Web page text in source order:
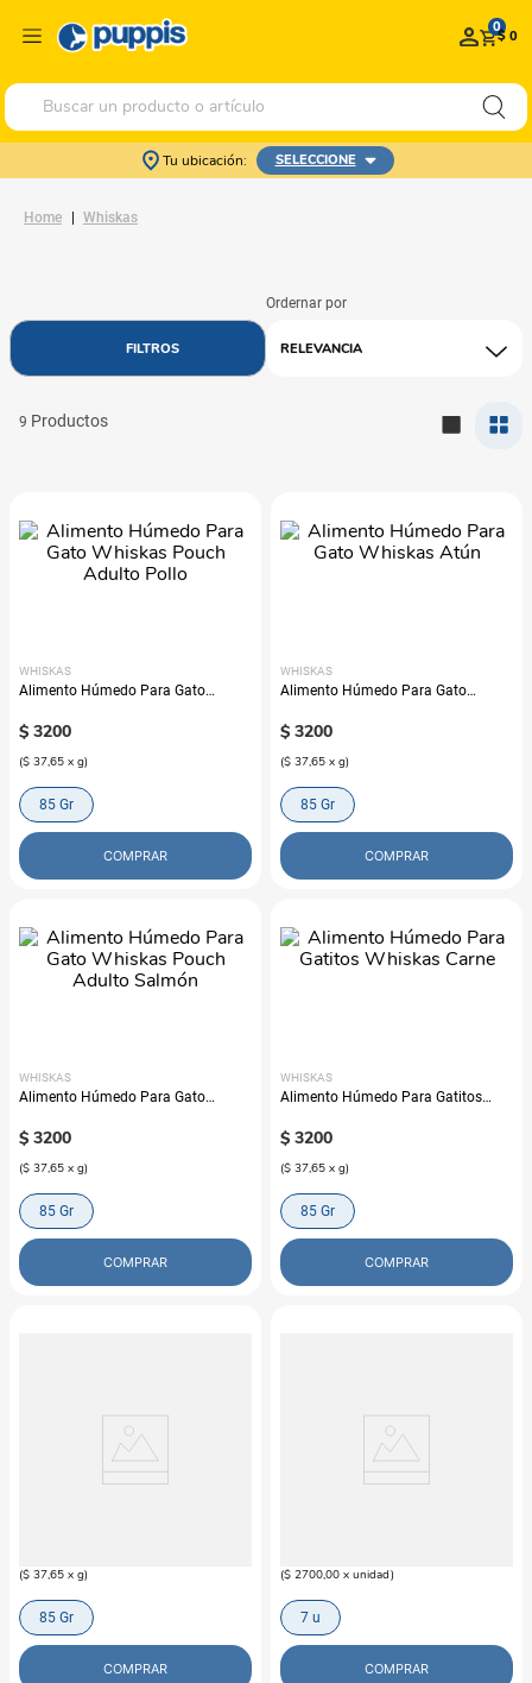
0$ 0
Buscar un producto o artículo
Tu ubicación: SELECCIONE
Whiskas
RELEVANCIA
9
WHISKAS
Alimento Húmedo Para Gato
$ 3200
($ 37,65 x g)
85 Gr
COMPRAR
WHISKAS
Alimento Húmedo Para Gato
$ 3200
($ 37,65 x g)
85 Gr
COMPRAR
WHISKAS
Alimento Húmedo Para Gato
$ 3200
($ 37,65 x g)
85 Gr
COMPRAR
WHISKAS
Alimento Húmedo Para Gatitos
$ 3200
($ 37,65 x g)
85 Gr
COMPRAR
($ 37,65 x g)
85 Gr
COMPRAR
($ 2700,00 x unidad)
7 u
COMPRAR